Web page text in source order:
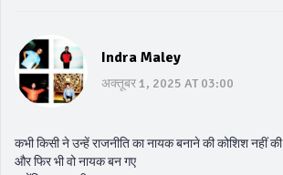
Indra Maley
अक्तूबर 1, 2025 AT 03:00
कभी किसी ने उन्हें राजनीति का नायक बनाने की कोशिश नहीं की
और फिर भी वो नायक बन गए